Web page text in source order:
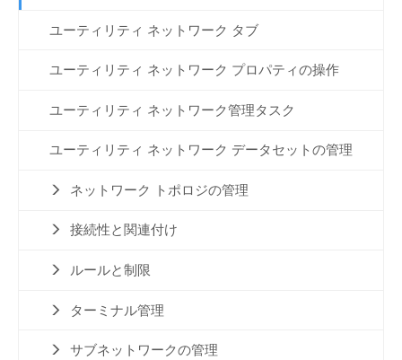
ユーティリティ ネットワーク タブ
ユーティリティ ネットワーク プロパティの操作
ユーティリティ ネットワーク管理タスク
ユーティリティ ネットワーク データセットの管理
ネットワーク トポロジの管理
接続性と関連付け
ルールと制限
ターミナル管理
サブネットワークの管理